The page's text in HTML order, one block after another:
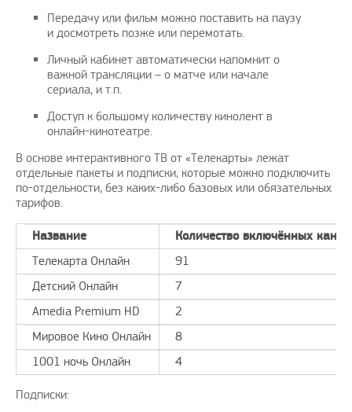
Передачу или фильм можно поставить на паузу
и досмотреть позже или перемотать.
Личный кабинет автоматически напомнит о
важной трансляции – о матче или начале
сериала, и т.п.
Доступ к большому количеству кинолент в
онлайн-кинотеатре.
В основе интерактивного ТВ от «Телекарты» лежат
отдельные пакеты и подписки, которые можно подключить
по-отдельности, без каких-либо базовых или обязательных
тарифов.
Название
Количество включённых
Телекарта Онлайн
91
Детский Онлайн
7
Amedia Premium HD
2
Мировое Кино Онлайн
8
1001 ночь Онлайн
4
Подписки: